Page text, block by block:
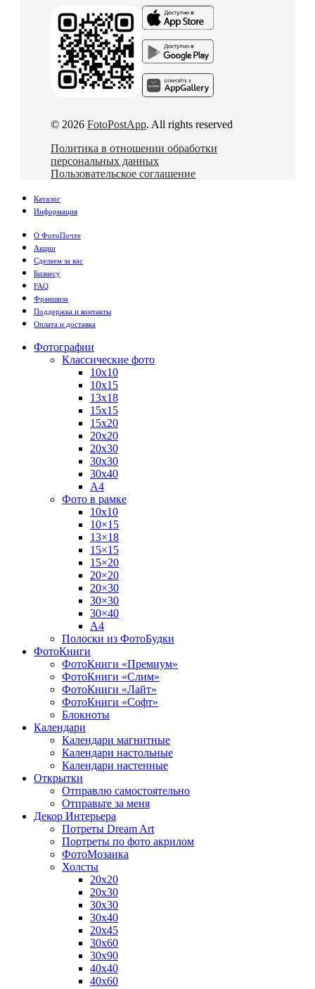
© 2026 FotoPostApp. All rights reserved
Политика в отношении обработки
персональных данных
Пользовательское соглашение
Каталог
Информация
О ФотоПочте
Акции
Сделаем за вас
Бизнесу
FAQ
Франшиза
Поддержка и контакты
Оплата и доставка
Фотографии
Классические фото
10х10
10х15
13х18
15х15
15х20
20х20
20х30
30х30
30х40
А4
Фото в рамке
10х10
10×15
13×18
15×15
15×20
20×20
20×30
30×30
30×40
A4
Полоски из ФотоБудки
ФотоКниги
ФотоКниги «Премиум»
ФотоКниги «Слим»
ФотоКниги «Лайт»
ФотоКниги «Софт»
Блокноты
Календари
Календари магнитные
Календари настольные
Календари настенные
Открытки
Отправлю самостоятельно
Отправьте за меня
Декор Интерьера
Потреты Dream Art
Портреты по фото акрилом
ФотоМозаика
Холсты
20х20
20х30
30х30
30х40
20х45
30х60
30х90
40х40
40х60